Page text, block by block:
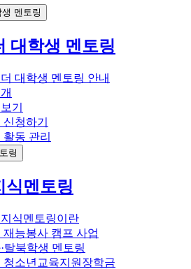
멘토링
대학생 멘토링
대학생 멘토링 안내
기
청하기
동 관리
링
식멘토링
식멘토링이란
재능봉사 캠프 사업
탈북학생 멘토링
청소년교육지원장학금